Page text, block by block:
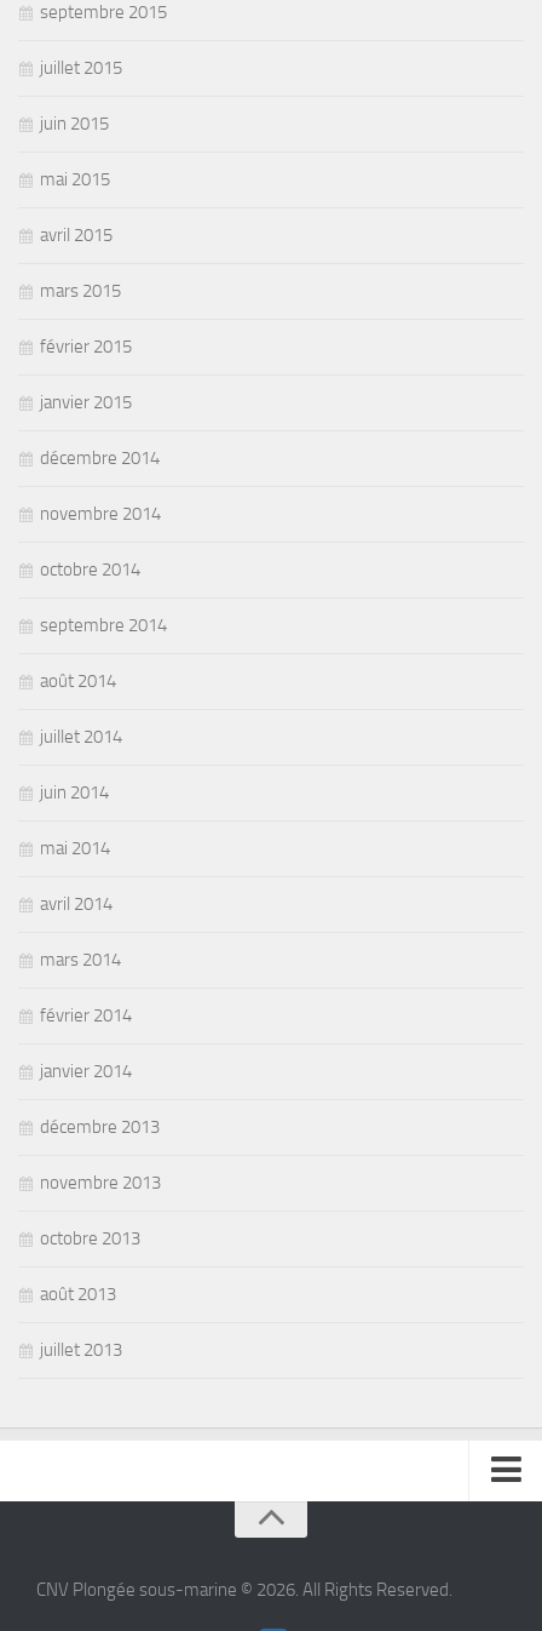
septembre 2015
juillet 2015
juin 2015
mai 2015
avril 2015
mars 2015
février 2015
janvier 2015
décembre 2014
novembre 2014
octobre 2014
septembre 2014
août 2014
juillet 2014
juin 2014
mai 2014
avril 2014
mars 2014
février 2014
janvier 2014
décembre 2013
novembre 2013
octobre 2013
août 2013
juillet 2013
CNV Plongée sous-marine © 2026. All Rights Reserved.